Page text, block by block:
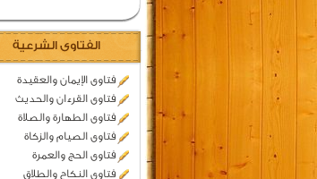
الفتاوى الشرعية
فتاوى الإيمان والعقيدة
فتاوى القرءان والحديث
فتاوى الطهارة والصلاة
فتاوى الصيام والزكاة
فتاوى الحج والعمرة
فتاوى النكاح والطلاق